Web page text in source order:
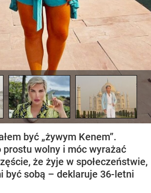
być „żywym Kenem”.
prostu wolny i móc wyrażać
że żyje w społeczeństwie,
być sobą – deklaruje 36-letni